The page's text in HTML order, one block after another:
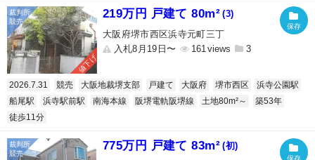
値下げ
219万円 戸建て 80m² (3)
大阪府堺市西区浜寺元町三丁
入札8月19日〜
161 3
2026.7.31 競売 大阪地裁堺支部 戸建て 大阪府 堺市西区
浜寺公園駅
船尾駅
浜寺駅前駅 南海本線 阪堺電軌阪堺線 土地80m²～
築53年
徒歩11分
775万円 戸建て 83m² (初)